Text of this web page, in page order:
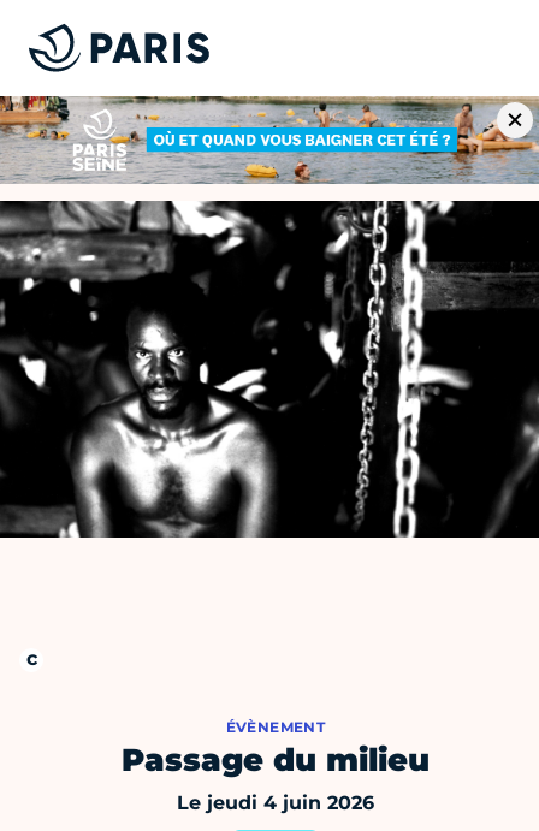
ÉVÈNEMENT
Passage du milieu
Le jeudi 4 juin 2026